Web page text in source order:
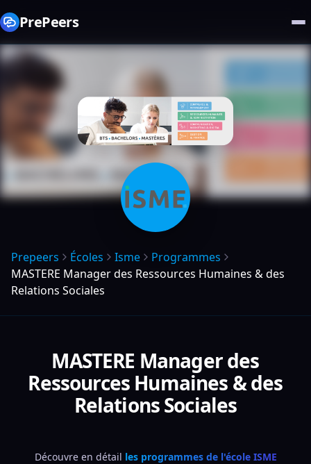
PrePeers
Prepeers Écoles Isme
Programmes
MASTERE Manager des Ressources Humaines & des
Relations Sociales
MASTERE Manager des
Ressources Humaines & des
Relations Sociales
Découvre en détail les programmes de l'école ISME